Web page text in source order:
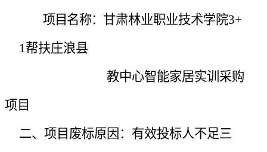
项目名称： 甘肃林业职业技术学院3+
1帮扶庄浪县
教中心智能家居实训采购
项目
二、项目废标原因：有效投标人不足三